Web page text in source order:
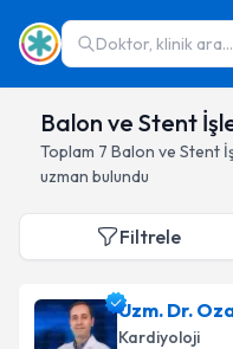
Doktor, klinik ara...
Balon ve Stent
Toplam 7 Balon ve Stent
uzman bulundu
Filtrele
Uzm. Dr.
Kardiyoloji